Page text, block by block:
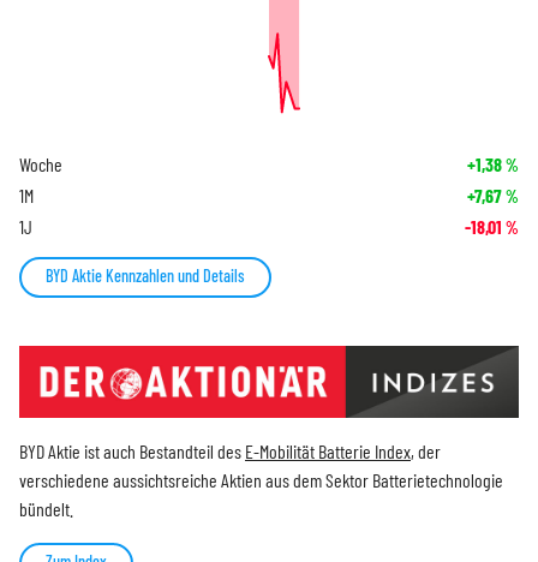
Woche +1,38%
1M +7,67%
1J -18,01 %
BYD Aktie Kennzahlen und Details
BYD Aktie ist auch Bestandteil des E-Mobilität Batterie Index, der
verschiedene aussichtsreiche Aktien aus dem Sektor Batterietechnologie
bündelt.